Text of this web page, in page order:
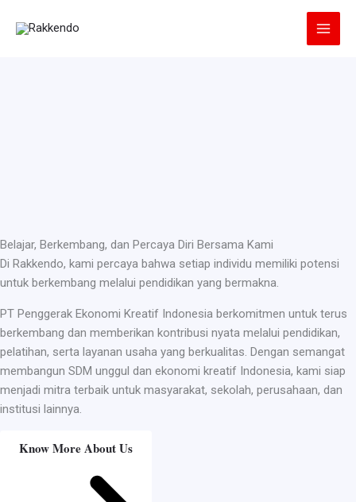
Belajar, Berkembang, dan Percaya Diri Bersama Kami
Di Rakkendo, kami percaya bahwa setiap individu memiliki potensi
untuk berkembang melalui pendidikan yang bermakna.
PT Penggerak Ekonomi Kreatif Indonesia berkomitmen untuk terus
berkembang dan memberikan kontribusi nyata melalui pendidikan,
pelatihan, serta layanan usaha yang berkualitas. Dengan semangat
membangun SDM unggul dan ekonomi kreatif Indonesia, kami siap
menjadi mitra terbaik untuk masyarakat, sekolah, perusahaan, dan
institusi lainnya.
Know More About Us